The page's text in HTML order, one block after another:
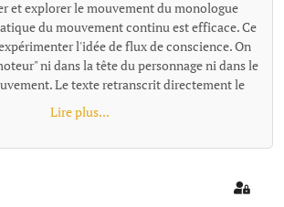
et explorer le mouvement du monologue
du mouvement continu est efficace. Ce
l'idée de flux de conscience. On
ni dans la tête du personnage ni dans le
Le texte retranscrit directement le
comme un "micro branché dans le
de textes écrits avec cette proposition : -
Lire plus...
Sign In